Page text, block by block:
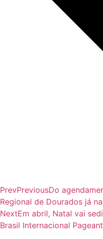
PrevPreviousDo
Regional de Dourados já
NextEm abril, Natal vai
Brasil Internacional Pageant